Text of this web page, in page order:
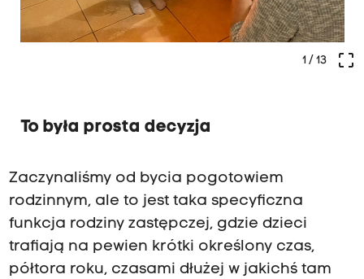
crop_free
1/ 13
To była prosta decyzja
Zaczynaliśmy od bycia pogotowiem
rodzinnym, ale to jest taka specyficzna
funkcja rodziny zastępczej, gdzie dzieci
trafiają na pewien krótki określony czas,
półtora roku, czasami dłużej w jakichś tam